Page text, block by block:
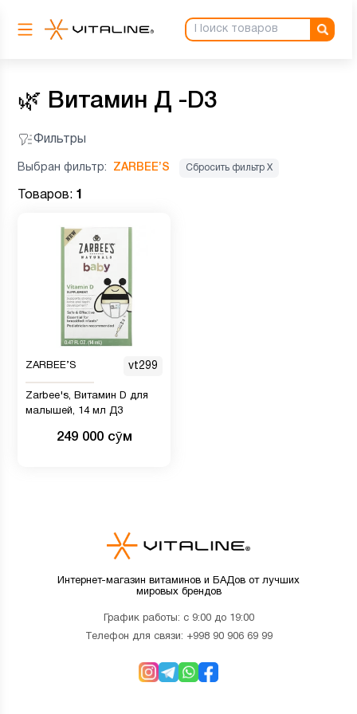
🌿 Витамин Д -D3
Фильтры
Выбран фильтр: ZARBEE’S Сбросить фильтр Х
Товаров: 1
ZARBEE’S vt299
Zarbee's, Витамин D для
малышей, 14 мл Д3
249 000 сӯм
Интернет-магазин витаминов и БАДов от лучших
мировых брендов
График работы: с 9:00 до 19:00
Телефон для связи: +998 90 906 69 99